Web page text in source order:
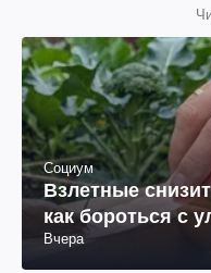
Социум
Взлетные
как бороться с
Вчера